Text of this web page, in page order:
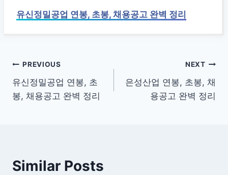
유신정밀공업 연봉, 초봉, 채용공고 완벽 정리
글
탐
PREVIOUS
유신정밀공업 연봉, 초
봉, 채용공고 완벽 정리
NEXT
은성산업 연봉, 초봉, 채
용공고 완벽 정리
Similar Posts